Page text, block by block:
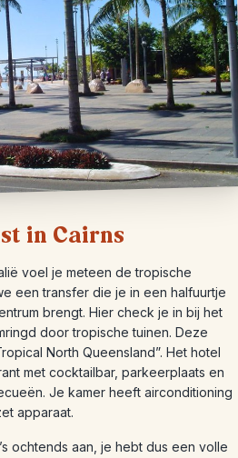
in Cairns
voel je meteen de tropische
een transfer die je in een halfuurtje
brengt. Hier check je in bij het
door tropische tuinen. Deze
North Queensland”. Het hotel
met cocktailbar, parkeerplaats en
Je kamer heeft airconditioning
apparaat.
ochtends aan, je hebt dus een volle